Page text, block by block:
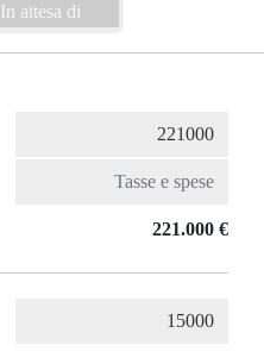
In attesa di
221.000 €